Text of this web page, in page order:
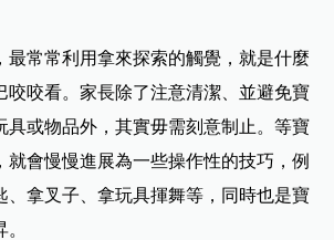
最常常利用拿來探索的觸覺，就是什麼
咬咬看。家長除了注意清潔、並避免寶
具或物品外，其實毋需刻意制止。等寶
就會慢慢進展為一些操作性的技巧，例
、拿叉子、拿玩具揮舞等，同時也是寶